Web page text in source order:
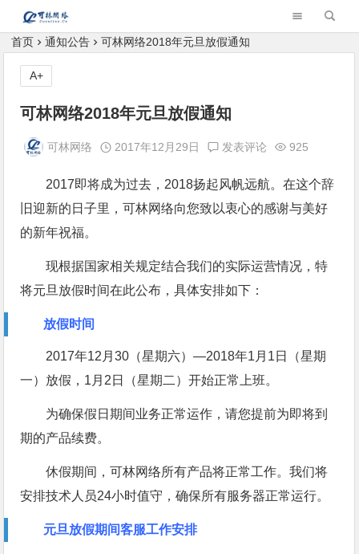
可林网络公告板
首页 通知公告 可林网络2018年元旦放假通知
可林网络2018年元旦放假通知
可林网络 2017年12月29日 发表评论 925
2017即将成为过去，2018扬起风帆远航。在这个辞
旧迎新的日子里，可林网络向您致以衷心的感谢与美好
的新年祝福。
现根据国家相关规定结合我们的实际运营情况，特
将元旦放假时间在此公布，具体安排如下：
放假时间
2017年12月30（星期六）—2018年1月1日（星期
一）放假，1月2日（星期二）开始正常上班。
为确保假日期间业务正常运作，请您提前为即将到
期的产品续费。
休假期间，可林网络所有产品将正常工作。我们将
安排技术人员24小时值守，确保所有服务器正常运行。
元旦放假期间客服工作安排
A+